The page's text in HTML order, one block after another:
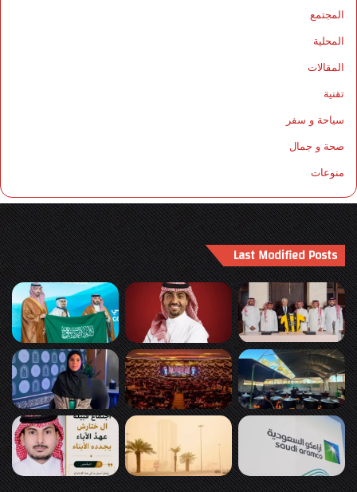
المجتمع
المحلية
المقالات
تقنية
سياحة و سفر
صحة و جمال
منوعات
Last Modified Posts